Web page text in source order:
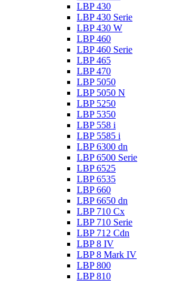
LBP 430
LBP 430 Serie
LBP 430 W
LBP 460
LBP 460 Serie
LBP 465
LBP 470
LBP 5050
LBP 5050 N
LBP 5250
LBP 5350
LBP 558 i
LBP 5585 i
LBP 6300 dn
LBP 6500 Serie
LBP 6525
LBP 6535
LBP 660
LBP 6650 dn
LBP 710 Cx
LBP 710 Serie
LBP 712 Cdn
LBP 8 IV
LBP 8 Mark IV
LBP 800
LBP 810